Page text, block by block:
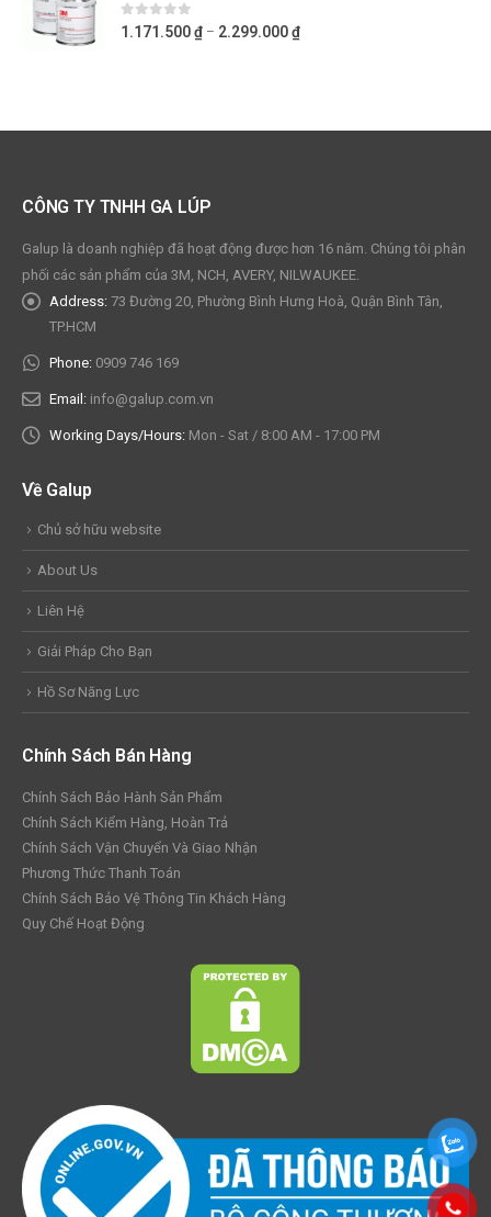
0 out of 5
1.171.500₫ – 2.299.000₫
CÔNG TY TNHH GA LÚP
Galup là doanh nghiệp đã hoạt động được hơn 16 năm. Chúng tôi phân
phối các sản phẩm của 3M, NCH, AVERY, NILWAUKEE.
Address: 73 Đường 20, Phường Bình Hưng Hoà, Quận Bình Tân,
TP.HCM
Phone: 0909 746 169
Email: info@galup.com.vn
Working Days/Hours: Mon - Sat / 8:00 AM - 17:00 PM
Về Galup
Chủ sở hữu website
About Us
Liên Hệ
Giải Pháp Cho Bạn
Hồ Sơ Năng Lực
Chính Sách Bán Hàng
Chính Sách Bảo Hành Sản Phẩm
Chính Sách Kiểm Hàng, Hoàn Trả
Chính Sách Vận Chuyển Và Giao Nhận
Phương Thức Thanh Toán
Chính Sách Bảo Vệ Thông Tin Khách Hàng
Quy Chế Hoạt Động